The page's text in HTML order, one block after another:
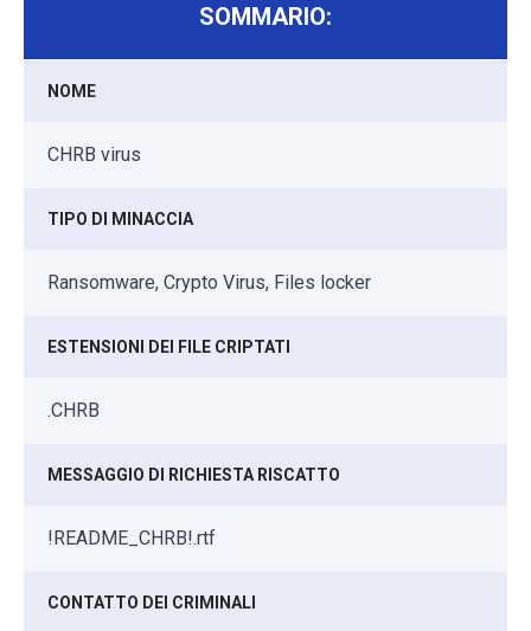
SOMMARIO:
NOME
CHRB virus
TIPO DI MINACCIA
Ransomware, Crypto Virus, Files locker
ESTENSIONI DEI FILE CRIPTATI
.CHRB
MESSAGGIO DI RICHIESTA RISCATTO
!README_CHRB!.rtf
CONTATTO DEI CRIMINALI